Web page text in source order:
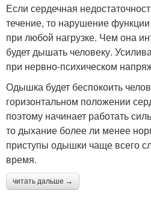
Если сердечная
течение, то нарушение
при любой нагрузке. Чем она
будет дышать человеку.
при нервно-психическом
Одышка будет беспокоить
горизонтальном положении
поэтому начинает работать
то дыхание более ли менее
приступы одышки чаще всего
время.
читать дальше →